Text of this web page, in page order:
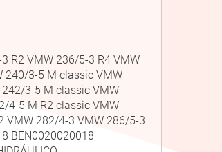
R2 VMW 236/5-3 R4 VMW
240/3-5 M classic VMW
3-5 M classic VMW
4-5 M R2 classic VMW
VMW 282/4-3 VMW 286/5-3
BEN0020020018